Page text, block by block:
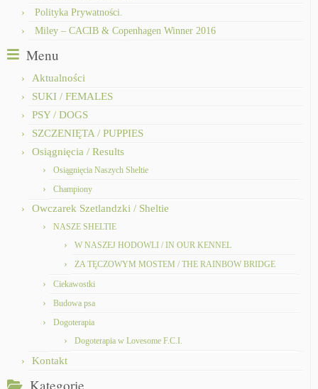
Polityka Prywatności.
Miley – CACIB & Copenhagen Winner 2016
Menu
Aktualności
SUKI / FEMALES
PSY / DOGS
SZCZENIĘTA / PUPPIES
Osiągnięcia / Results
Osiągnięcia Naszych Sheltie
Championy
Owczarek Szetlandzki / Sheltie
NASZE SHELTIE
W NASZEJ HODOWLI / IN OUR KENNEL
ZA TĘCZOWYM MOSTEM / THE RAINBOW BRIDGE
Ciekawostki
Budowa psa
Dogoterapia
Dogoterapia w Lovesome F.C.I.
Kontakt
Kategorie